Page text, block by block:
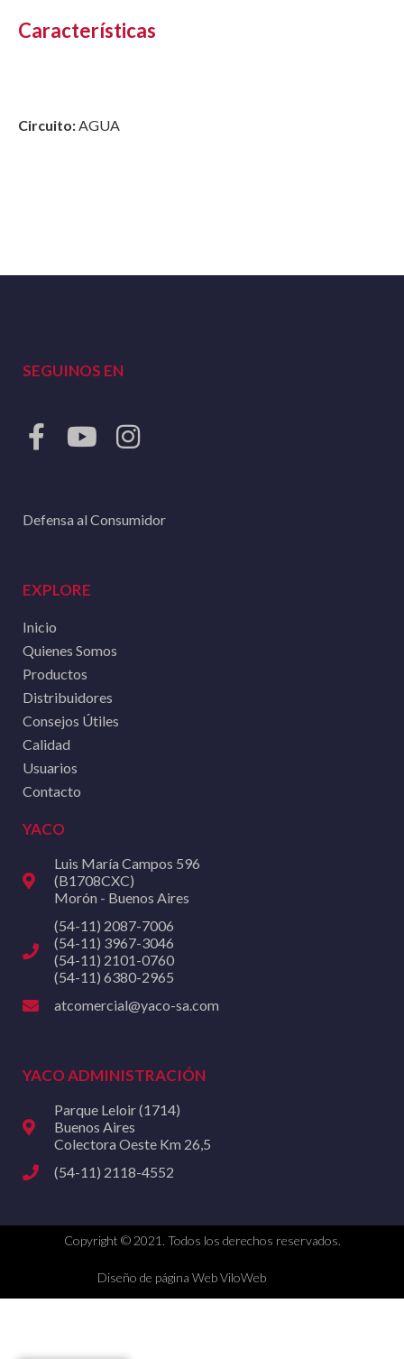
Características
Circuito:AGUA
SEGUINOS EN
Defensa al Consumidor
EXPLORE
Inicio
Quienes Somos
Productos
Distribuidores
Consejos Útiles
Calidad
Usuarios
Contacto
YACO
Luis María Campos 596
(B1708CXC)
Morón - Buenos Aires
(54-11) 2087-7006
(54-11) 3967-3046
(54-11) 2101-0760
(54-11) 6380-2965
atcomercial@yaco-sa.com
YACO ADMINISTRACIÓN
Parque Leloir (1714)
Buenos Aires
Colectora Oeste Km 26,5
(54-11) 2118-4552
Copyright © 2021. Todos los derechos reservados.
Diseño de página Web ViloWeb